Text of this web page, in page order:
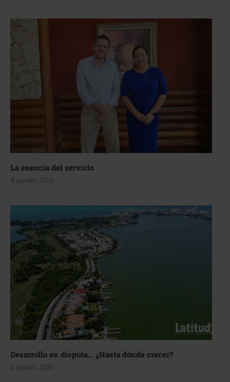
La esencia del servicio
4 agosto, 2026
Desarrollo en disputa… ¿Hasta dónde crecer?
4 agosto, 2026